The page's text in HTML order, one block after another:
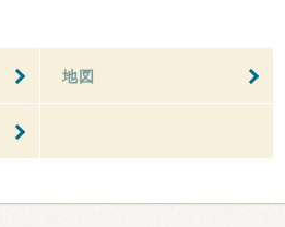
地図